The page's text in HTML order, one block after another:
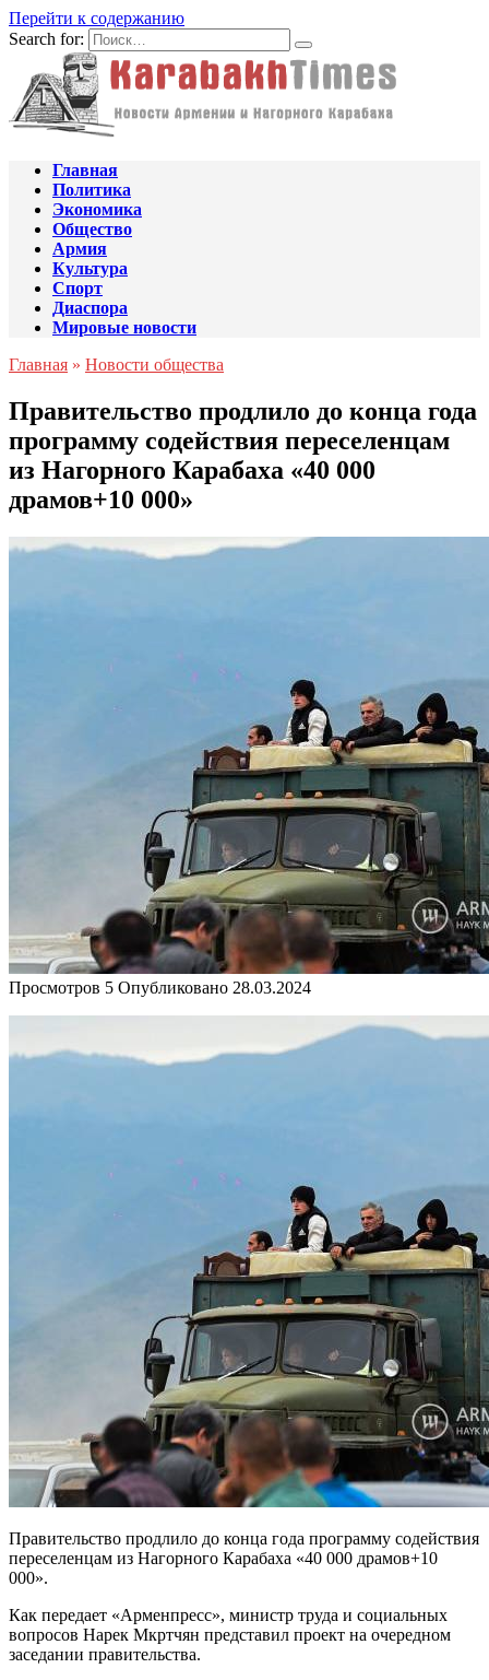
Перейти к содержанию
Search for:
Главная
Политика
Экономика
Общество
Армия
Культура
Спорт
Диаспора
Мировые новости
Главная » Новости общества
Правительство продлило до конца года
программу содействия переселенцам
из Нагорного Карабаха «40 000
драмов+10 000»
Просмотров 5 Опубликовано 28.03.2024
Правительство продлило до конца года программу содействия
переселенцам из Нагорного Карабаха «40 000 драмов+10
000».
Как передает «Арменпресс», министр труда и социальных
вопросов Нарек Мкртчян представил проект на очередном
заседании правительства.